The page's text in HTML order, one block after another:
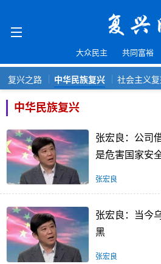
大众民主 共同富裕
复兴之路 中华民族复兴 社会主义
中华民族复兴
张宏良：公司
是危害国家安
张宏良
张宏良：当今
黑
张宏良